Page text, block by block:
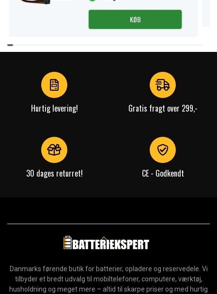
KØB
Item
1
Hurtig levering! Gratis fragt over 299,-
30 dages returret! CE - Godkendt
Danmarks førende butik for batterier, opladere og reservedele. Vi
tilbyder et bredt udvalg til mobiltelefoner, computere, værktøj,
husholdning og meget mere – altid til skarpe priser og med hurtig